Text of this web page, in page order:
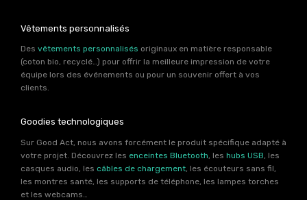
Vêtements personnalisés
Des vêtements personnalisés originaux en matière responsable
(coton bio, recyclé…) pour offrir la meilleure impression de votre
équipe lors des événements ou pour un souvenir offert à vos
clients.
Goodies technologiques
Sur Good Act, nous avons forcément le produit spécifique adapté à
votre projet. Découvrez les enceintes Bluetooth , les hubs USB , les
casques audio, les câbles de chargement , les écouteurs sans fil,
les montres santé, les supports de téléphone, les lampes torches
et les webcams…